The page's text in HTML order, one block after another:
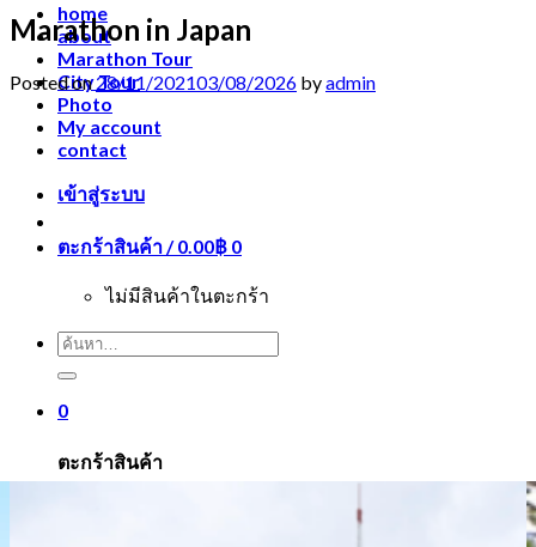
home
about
Marathon Tour
City Tour
Photo
My account
contact
เข้าสู่ระบบ
ตะกร้าสินค้า /0.00฿ 0
ไม่มีสินค้าในตะกร้า
ค้นหา:
0
ตะกร้าสินค้า
Marathon in Japan
Posted on28/11/202103/08/2026 byadmin